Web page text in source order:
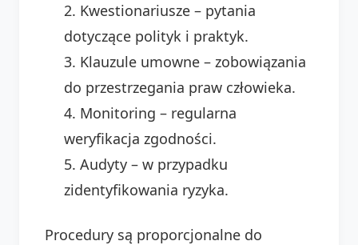
Kwestionariusze – pytania
dotyczące polityk i praktyk.
Klauzule umowne – zobowiązania
do przestrzegania praw człowieka.
Monitoring – regularna
weryfikacja zgodności.
Audyty – w przypadku
zidentyfikowania ryzyka.
Procedury są proporcjonalne do